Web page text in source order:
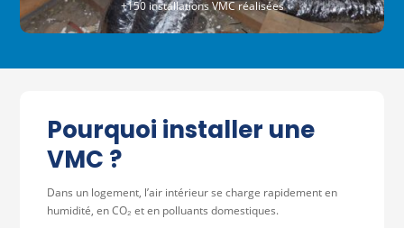
+150 installations VMC réalisées
Pourquoi installer une
VMC ?
Dans un logement, l’air intérieur se charge rapidement en
humidité, en CO₂ et en polluants domestiques.